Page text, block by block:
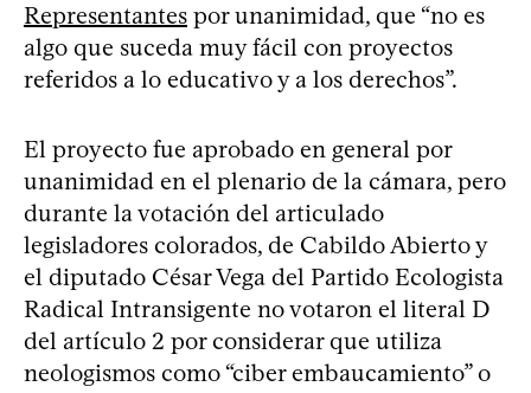
Representantes por unanimidad, que “no es
algo que suceda muy fácil con proyectos
referidos a lo educativo y a los derechos”.
El proyecto fue aprobado en general por
unanimidad en el plenario de la cámara, pero
durante la votación del articulado
legisladores colorados, de Cabildo Abierto y
el diputado César Vega del Partido Ecologista
Radical Intransigente no votaron el literal D
del artículo 2 por considerar que utiliza
neologismos como “ciber embaucamiento” o